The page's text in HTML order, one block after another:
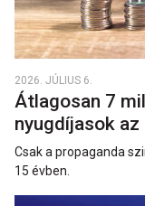
2026. JÚLIUS 6.
Átlagosan 7
nyugdíjasok
Csak a propaganda
15 évben.